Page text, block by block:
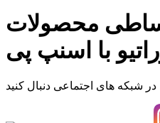
محصولات
با اسنپ پی
در شبکه های اجتماعی دنبال کنید